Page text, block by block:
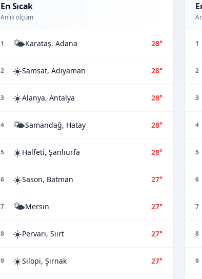
En Sıcak
Anlık ölçüm
1 🌤️Karataş, Adana 28°
2 ☀️Samsat, Adıyaman 28°
3 ☀️Alanya, Antalya 28°
4 🌤️Samandağ, Hatay 28°
5 ☀️Halfeti, Şanlıurfa 28°
6 ☀️Sason, Batman 27°
7 🌤️Mersin 27°
8 ☀️Pervari, Siirt 27°
9 ☀️Silopi, Şırnak 27°
1
2
3
4
5
6
7
8
9